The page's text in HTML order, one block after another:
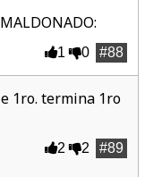
:
#88
1 0
1ro. termina 1ro
#89
2 2